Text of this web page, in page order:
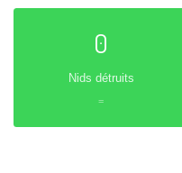
0
Nids détruits
=